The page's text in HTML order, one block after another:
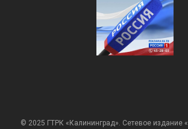
© 2025 ГТРК «Калининград». Сетевое издание